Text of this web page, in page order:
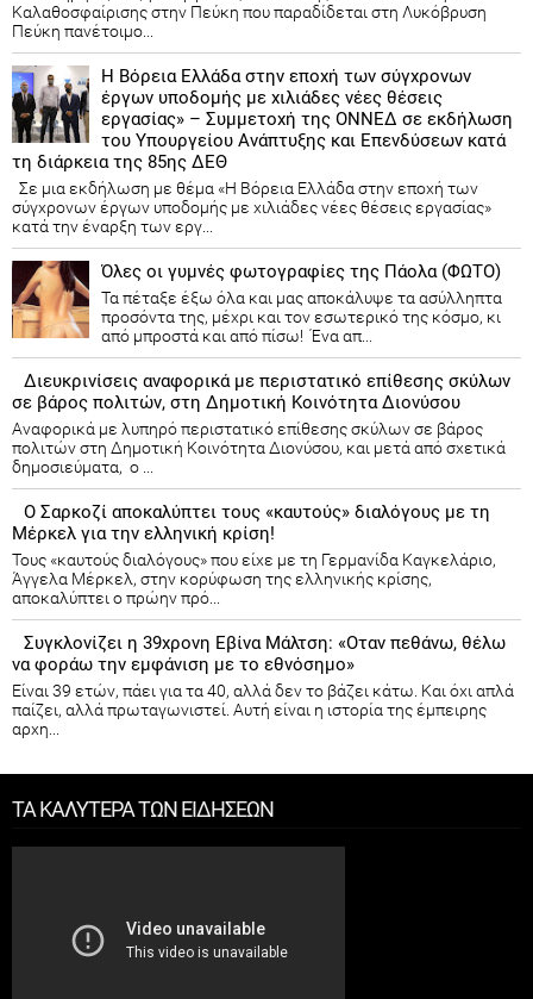
Καλαθοσφαίρισης στην Πεύκη που παραδίδεται στη Λυκόβρυση
Πεύκη πανέτοιμο...
Η Βόρεια Ελλάδα στην εποχή των σύγχρονων
έργων υποδομής με χιλιάδες νέες θέσεις
εργασίας» – Συμμετοχή της ΟΝΝΕΔ σε εκδήλωση
του Υπουργείου Ανάπτυξης και Επενδύσεων κατά
τη διάρκεια της 85ης ΔΕΘ
Σε μια εκδήλωση με θέμα «Η Βόρεια Ελλάδα στην εποχή των
σύγχρονων έργων υποδομής με χιλιάδες νέες θέσεις εργασίας»
κατά την έναρξη των εργ...
Όλες οι γυμνές φωτογραφίες της Πάολα (ΦΩΤΟ)
Τα πέταξε έξω όλα και μας αποκάλυψε τα ασύλληπτα
προσόντα της, μέχρι και τον εσωτερικό της κόσμο, κι
από μπροστά και από πίσω! Ένα απ...
Διευκρινίσεις αναφορικά με περιστατικό επίθεσης σκύλων
σε βάρος πολιτών, στη Δημοτική Κοινότητα Διονύσου
Αναφορικά με λυπηρό περιστατικό επίθεσης σκύλων σε βάρος
πολιτών στη Δημοτική Κοινότητα Διονύσου, και μετά από σχετικά
δημοσιεύματα, ο ...
Ο Σαρκοζί αποκαλύπτει τους «καυτούς» διαλόγους με τη
Μέρκελ για την ελληνική κρίση!
Τους «καυτούς διαλόγους» που είχε με τη Γερμανίδα Καγκελάριο,
Άγγελα Μέρκελ, στην κορύφωση της ελληνικής κρίσης,
αποκαλύπτει ο πρώην πρό...
Συγκλονίζει η 39χρονη Εβίνα Μάλτση: «Οταν πεθάνω, θέλω
να φοράω την εμφάνιση με το εθνόσημο»
Είναι 39 ετών, πάει για τα 40, αλλά δεν το βάζει κάτω. Και όχι απλά
παίζει, αλλά πρωταγωνιστεί. Αυτή είναι η ιστορία της έμπειρης
αρχη...
ΤΑ ΚΑΛΥΤΕΡΑ ΤΩΝ ΕΙΔΗΣΕΩΝ